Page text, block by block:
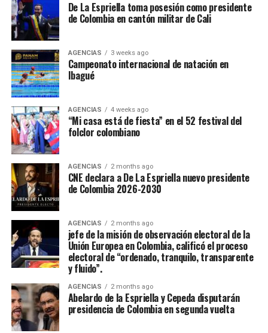
De La Espriella toma posesión como presidente
de Colombia en cantón militar de Cali
AGENCIAS 3 weeks ago
Campeonato internacional de natación en
Ibagué
AGENCIAS 4 weeks ago
“Mi casa está de fiesta” en el 52 festival del
folclor colombiano
AGENCIAS 2 months ago
CNE declara a De La Espriella nuevo presidente
de Colombia 2026-2030
AGENCIAS 2 months ago
jefe de la misión de observación electoral de la
Unión Europea en Colombia, calificó el proceso
electoral de “ordenado, tranquilo, transparente
y fluido”.
AGENCIAS 2 months ago
Abelardo de la Espriella y Cepeda disputarán
presidencia de Colombia en segunda vuelta